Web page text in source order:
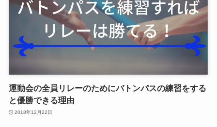
運動会の全員リレーのためにバトンパスの練習をする
と優勝できる理由
2018年12月22日